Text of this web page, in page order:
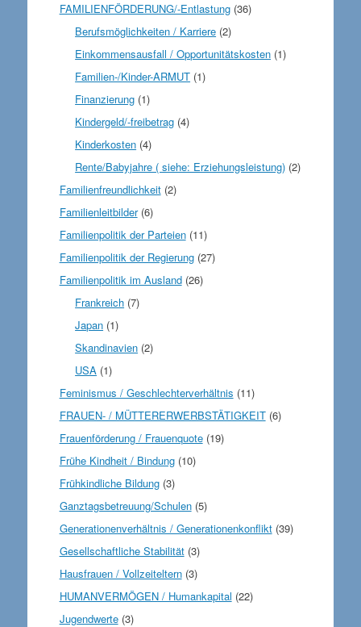
FAMILIENFÖRDERUNG/-Entlastung(36)
Berufsmöglichkeiten / Karriere (2)
Einkommensausfall / Opportunitätskosten (1)
Familien-/Kinder-ARMUT (1)
Finanzierung (1)
Kindergeld/-freibetrag (4)
Kinderkosten (4)
Rente/Babyjahre ( siehe: Erziehungsleistung) (2)
Familienfreundlichkeit(2)
Familienleitbilder(6)
Familienpolitik der Parteien(11)
Familienpolitik der Regierung(27)
Familienpolitik im Ausland(26)
Frankreich (7)
Japan (1)
Skandinavien (2)
USA (1)
Feminismus / Geschlechterverhältnis (11)
FRAUEN- / MÜTTERERWERBSTÄTIGKEIT(6)
Frauenförderung / Frauenquote(19)
Frühe Kindheit / Bindung(10)
Frühkindliche Bildung(3)
Ganztagsbetreuung/Schulen(5)
Generationenverhältnis / Generationenkonflikt(39)
Gesellschaftliche Stabilität(3)
Hausfrauen / Vollzeiteltern(3)
HUMANVERMÖGEN / Humankapital (22)
Jugendwerte(3)